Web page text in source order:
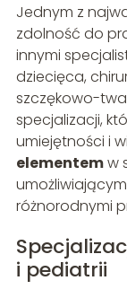
Jednym z
zdolność do
innymi
dziecięca,
szczękowo-
specjalizacji,
umiejętności i
elementemw
różnorodnymi
i pediatrii